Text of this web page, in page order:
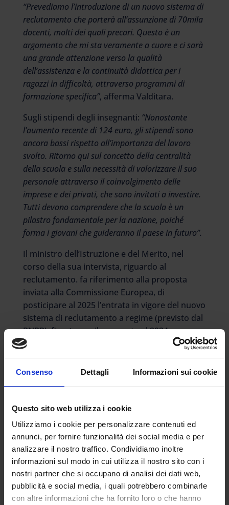
Consenso Dettagli Informazioni sui cookie
Questo sito web utilizza i cookie
Utilizziamo i cookie per personalizzare contenuti ed
annunci, per fornire funzionalità dei social media e per
analizzare il nostro traffico. Condividiamo inoltre
informazioni sul modo in cui utilizza il nostro sito con i
nostri partner che si occupano di analisi dei dati web,
pubblicità e social media, i quali potrebbero combinarle
con altre informazioni che ha fornito loro o che hanno
“Prevediamo l’introduzione di un nuovo sistema di
reclutamento che porterà all’assunzione di 70mila
docenti, molti dei quali precari. Questo è un
argomento che mi sta veramente a cuore e ci sarà
una grande attenzione verso la qualità
dell’assistenza e la continuità didattica per i
ragazzi in difficoltà, attraverso programmi di
formazione specifica”, afferma Valditara.
Sugli stipendi degli insegnanti: “Nonostante
l’aumento recente di 124 euro, gli stipendi sono
ancora bassi rispetto all’importanza del lavoro
svolto. Ritorno qui sul concetto della centralità
della scuola e sulla necessità di valorizzare il suo
personale attraverso il coinvolgimento delle
imprese e dei privati, che sono invitati a investire.
Tutti devono comprendere che la scuola è un
pilastro fondamentale per la nazione, poiché
forma i giovani che guideranno il paese in futuro”.
Il ministro dell’Istruzione e del Merito, nel
corso della sua intervista, riguardo al
reclutamento. fa riferimento alla proposta
inviata alla Commissione Europea, di
posticipare al 2025 l’entrata in vigore del nuovo
sistema di reclutamento a regime (previsto dal
PNRR), fissato per il momento al 2024.
C
, il piano che viene
dei docenti precari dalle attuali
graduatorie,le Gps, con appositi percorsi
formativi e prove in modo da rispondere agli
procedure.
Per il 2023si prospetta dunque una nuova
fase transitoriarispetto a quella fissata dalla
legge 79/2022, che consentirebbe di mandare
in cattedra prima a tempo determinato nel
2023/24 e poi a tempo indeterminato dal